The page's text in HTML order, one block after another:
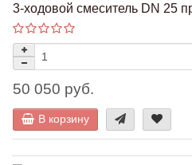
3-ходовой смеситель DN 25
50 050 руб.
В корзину